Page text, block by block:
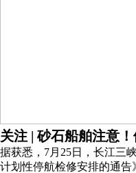
关注 | 砂石船舶注意
据获悉，7月25日，长江三
计划性停航检修安排的通告